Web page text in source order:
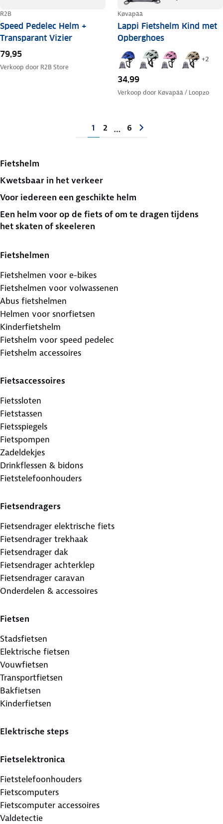
R2B
Speed Pedelec Helm +
Transparant Vizier
79,95
Verkoop door R2B Store
Køvapää
Lappi Fietshelm Kind met
Opberghoes
+2
34,99
Verkoop door Køvapää / Loopzo
1 2 … 6
Fietshelm
Kwetsbaar in het verkeer
Voor iedereen een geschikte helm
Een helm voor op de fiets of om te dragen tijdens
het skaten of skeeleren
Fietshelmen
Fietshelmen voor e-bikes
Fietshelmen voor volwassenen
Abus fietshelmen
Helmen voor snorfietsen
Kinderfietshelm
Fietshelm voor speed pedelec
Fietshelm accessoires
Fietsaccessoires
Fietssloten
Fietstassen
Fietsspiegels
Fietspompen
Zadeldekjes
Drinkflessen & bidons
Fietstelefoonhouders
Fietsendragers
Fietsendrager elektrische fiets
Fietsendrager trekhaak
Fietsendrager dak
Fietsendrager achterklep
Fietsendrager caravan
Onderdelen & accessoires
Fietsen
Stadsfietsen
Elektrische fietsen
Vouwfietsen
Transportfietsen
Bakfietsen
Kinderfietsen
Elektrische steps
Fietselektronica
Fietstelefoonhouders
Fietscomputers
Fietscomputer accessoires
Valdetectie